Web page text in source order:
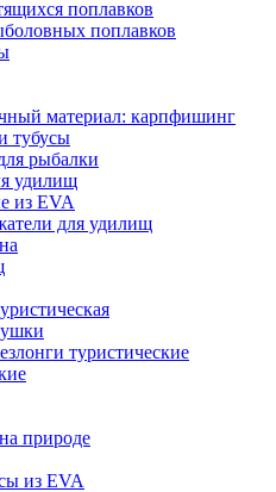
поплавков
поплавков
материал: карпфишинг
тубусы
рыбалки
удилищ
из EVA
для удилищ
туристические
природе
из EVA